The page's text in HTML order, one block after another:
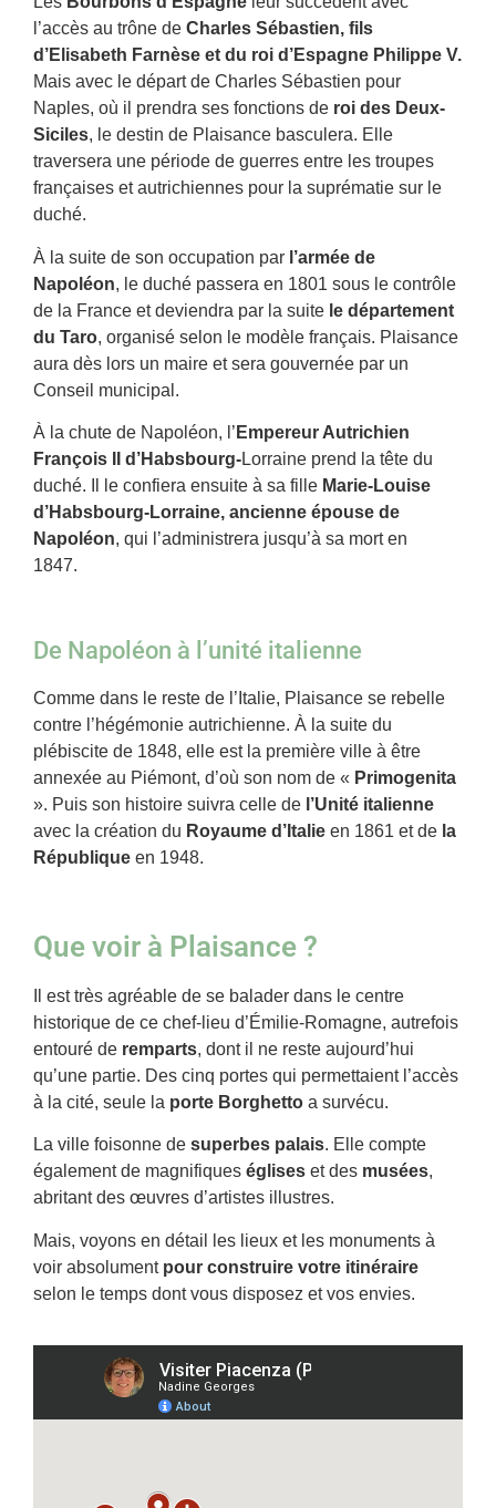
l’accès au trône de Charles Sébastien, fils
d’Elisabeth Farnèse et du roi d’Espagne Philippe V.
Mais avec le départ de Charles Sébastien pour
Naples, où il prendra ses fonctions de roi des Deux-
Siciles, le destin de Plaisance basculera. Elle
traversera une période de guerres entre les troupes
françaises et autrichiennes pour la suprématie sur le
duché.
À la suite de son occupation par l’armée de
Napoléon, le duché passera en 1801 sous le contrôle
de la France et deviendra par la suite le département
du Taro, organisé selon le modèle français. Plaisance
aura dès lors un maire et sera gouvernée par un
Conseil municipal.
À la chute de Napoléon, l’ Empereur Autrichien
François II d’Habsbourg-Lorraine prend la tête du
duché. Il le confiera ensuite à sa fille Marie-Louise
d’Habsbourg-Lorraine, ancienne épouse de
Napoléon, qui l’administrera jusqu’à sa mort en
1847.
De Napoléon à l’unité italienne
Comme dans le reste de l’Italie, Plaisance se rebelle
contre l’hégémonie autrichienne. À la suite du
plébiscite de 1848, elle est la première ville à être
annexée au Piémont, d’où son nom de « Primogenita
». Puis son histoire suivra celle de l’Unité italienne
avec la création du Royaume d’Italie en 1861 et de la
République en 1948.
Que voir à Plaisance ?
Il est très agréable de se balader dans le centre
historique de ce chef-lieu d’Émilie-Romagne, autrefois
entouré de remparts, dont il ne reste aujourd’hui
qu’une partie. Des cinq portes qui permettaient l’accès
à la cité, seule la porte Borghetto a survécu.
La ville foisonne de superbes palais. Elle compte
également de magnifiques églises et des musées,
abritant des œuvres d’artistes illustres.
Mais, voyons en détail les lieux et les monuments à
voir absolument pour construire votre itinéraire
selon le temps dont vous disposez et vos envies.